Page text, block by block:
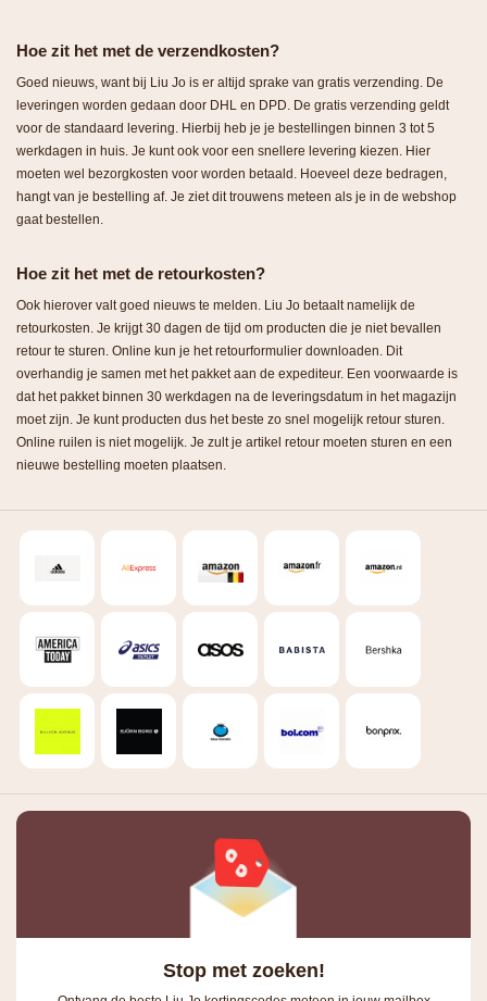
Hoe zit het met de verzendkosten?
Goed nieuws, want bij Liu Jo is er altijd sprake van gratis verzending. De
leveringen worden gedaan door DHL en DPD. De gratis verzending geldt
voor de standaard levering. Hierbij heb je je bestellingen binnen 3 tot 5
werkdagen in huis. Je kunt ook voor een snellere levering kiezen. Hier
moeten wel bezorgkosten voor worden betaald. Hoeveel deze bedragen,
hangt van je bestelling af. Je ziet dit trouwens meteen als je in de webshop
gaat bestellen.
Hoe zit het met de retourkosten?
Ook hierover valt goed nieuws te melden. Liu Jo betaalt namelijk de
retourkosten. Je krijgt 30 dagen de tijd om producten die je niet bevallen
retour te sturen. Online kun je het retourformulier downloaden. Dit
overhandig je samen met het pakket aan de expediteur. Een voorwaarde is
dat het pakket binnen 30 werkdagen na de leveringsdatum in het magazijn
moet zijn. Je kunt producten dus het beste zo snel mogelijk retour sturen.
Online ruilen is niet mogelijk. Je zult je artikel retour moeten sturen en een
nieuwe bestelling moeten plaatsen.
Stop met zoeken!